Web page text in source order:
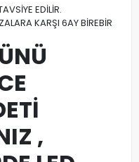
EDİLİR.
KARŞI 6AY BİREBİR
,